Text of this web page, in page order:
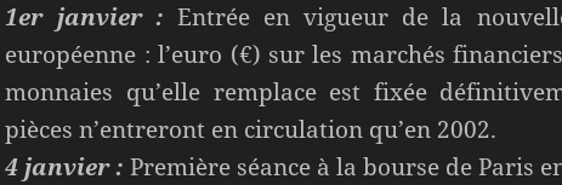
1er janvier : Entrée en vigueur de la
européenne : l’euro (€) sur les marchés
monnaies qu’elle remplace est fixée
pièces n’entreront en circulation qu’en 2002.
4 janvier : Première séance à la bourse de Paris